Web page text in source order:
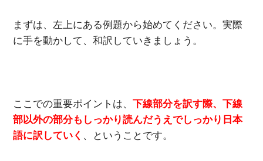
まずは、左上にある例題から始めてください。実際
に手を動かして、和訳していきましょう。
ここでの重要ポイントは、下線部分を訳す際、下線
部以外の部分もしっかり読んだうえでしっかり日本
語に訳していく 、ということです。